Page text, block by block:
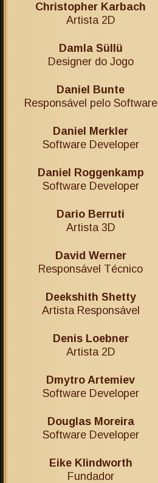
Christopher Karbach
Artista 2D
Damla Süllü
Designer do Jogo
Daniel Bunte
Responsável pelo Software
Daniel Merkler
Software Developer
Daniel Roggenkamp
Software Developer
Dario Berruti
Artista 3D
David Werner
Responsável Técnico
Deekshith Shetty
Artista Responsável
Denis Loebner
Artista 2D
Dmytro Artemiev
Software Developer
Douglas Moreira
Software Developer
Eike Klindworth
Fundador